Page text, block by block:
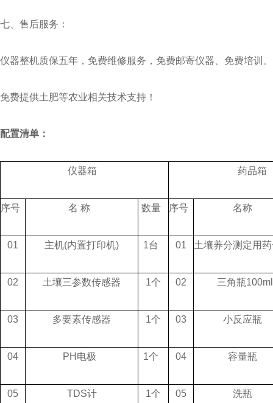
七、售后服务：
仪器整机质保五年，免费维修服务，免费邮寄仪器、免费培训。
免费提供土肥等农业相关技术支持！
配置清单：
仪器箱 药品箱
序号 名 称 数量 序号 名称
01 主机(内置打印机) 1台 01 土壤养分测定用
02 土壤三参数传感器 1个 02 三角瓶100ml
03 多要素传感器 1个 03 小反应瓶
04 PH电极 1个 04 容量瓶
05 TDS计 1个 05 洗瓶